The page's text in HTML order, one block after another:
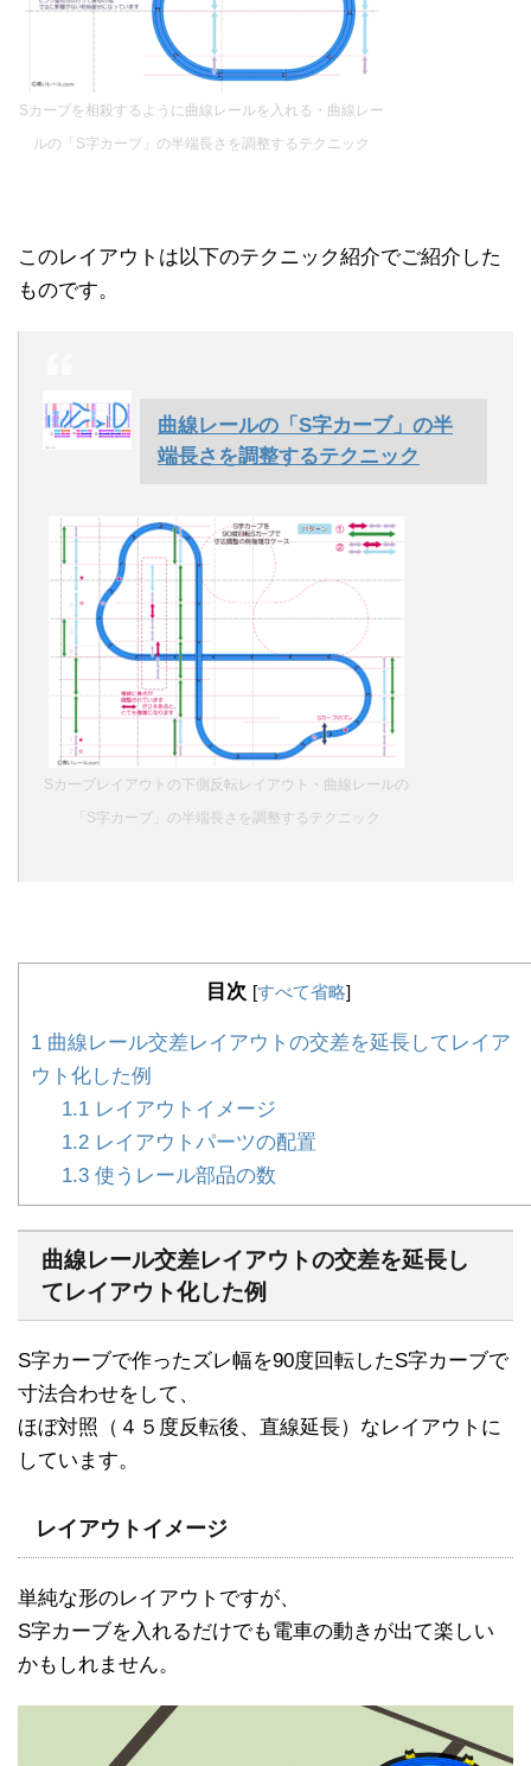
Sカーブを相殺するように曲線レールを入れる・曲線レー
ルの「S字カーブ」の半端長さを調整するテクニック
このレイアウトは以下のテクニック紹介でご紹介した
ものです。
曲線レールの「S字カーブ」の半
端長さを調整するテクニック
Sカーブレイアウトの下側反転レイアウト・曲線レールの
「S字カーブ」の半端長さを調整するテクニック
目次 [すべて省略]
1 曲線レール交差レイアウトの交差を延長してレイア
ウト化した例
1.1レイアウトイメージ
1.2レイアウトパーツの配置
1.3使うレール部品の数
曲線レール交差レイアウトの交差を延長し
てレイアウト化した例
S字カーブで作ったズレ幅を90度回転したS字カーブで
寸法合わせをして、
ほぼ対照（４５度反転後、直線延長）なレイアウトに
しています。
レイアウトイメージ
単純な形のレイアウトですが、
S字カーブを入れるだけでも電車の動きが出て楽しい
かもしれません。